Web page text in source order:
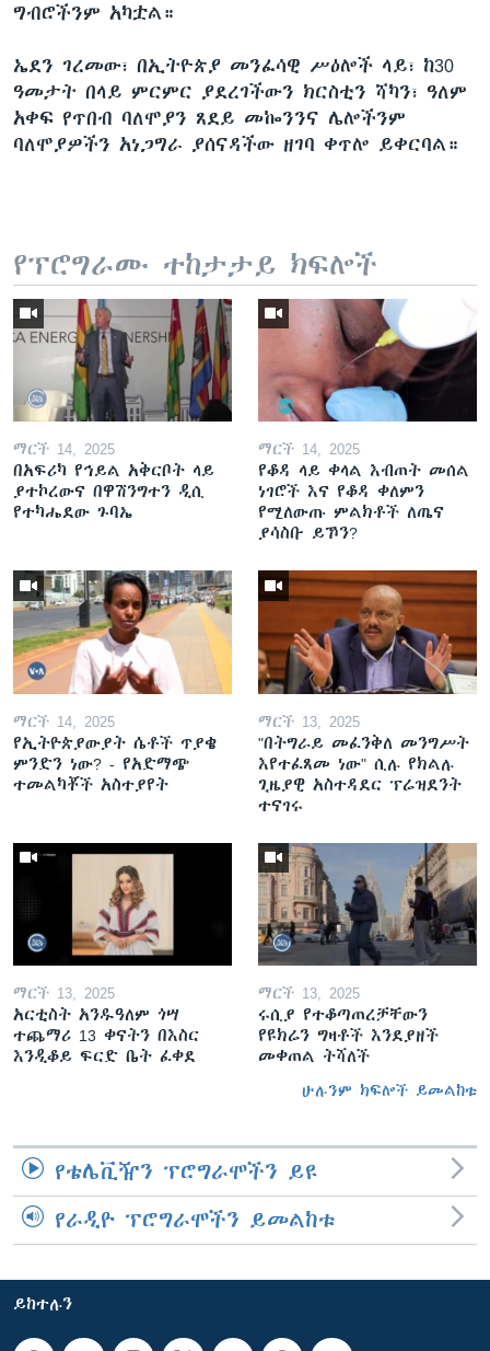
ግብሮችንም አካቷል።
ኤደን ገረመው፣ በኢትዮጵያ መንፈሳዊ ሥዕሎች ላይ፣ ከ30
ዓመታት በላይ ምርምር ያደረገችውን ክርስቲን ሻካን፣ ዓለም
አቀፍ የጥበብ ባለሞያን ጸደይ መኰንንና ሌሎችንም
ባለሞያዎችን አነጋግራ ያሰናዳችው ዘገባ ቀጥሎ ይቀርባል።
የፕሮግራሙ ተከታታይ ክፍሎች
ማርች 14, 2025
በአፍሪካ የኅይል አቅርቦት ላይ
ያተኮረውና በዋሽንግተን ዲሲ
የተካሔደው ጉባኤ
ማርች 14, 2025
የቆዳ ላይ ቀላል እብጠት መሰል
ነገሮች እና የቆዳ ቀለምን
የሚለውጡ ምልክቶች ለጤና
ያሳስቡ ይኾን?
ማርች 14, 2025
የኢትዮጵያውያት ሴቶች ጥያቄ
ምንድን ነው? - የአድማጭ
ተመልካቾች አስተያየት
ማርች 13, 2025
"በትግራይ መፈንቅለ መንግሥት
እየተፈጸመ ነው" ሲሉ የክልሉ
ጊዜያዊ አስተዳደር ፕሬዝደንት
ተናገሩ
ማርች 13, 2025
አርቲስት አንዱዓለም ጎሣ
ተጨማሪ 13 ቀናትን በእስር
እንዲቆይ ፍርድ ቤት ፈቀደ
ማርች 13, 2025
ሩሲያ የተቆጣጠረቻቸውን
የዩክሬን ግዛቶች እንደያዘች
መቀጠል ትሻለች
ሁሉንም ክፍሎች ይመልከቱ
የቴሌቪዥን ፕሮግራሞችን ይዩ
የራዲዮ ፕሮግራሞችን ይመልከቱ
ይከተሉን